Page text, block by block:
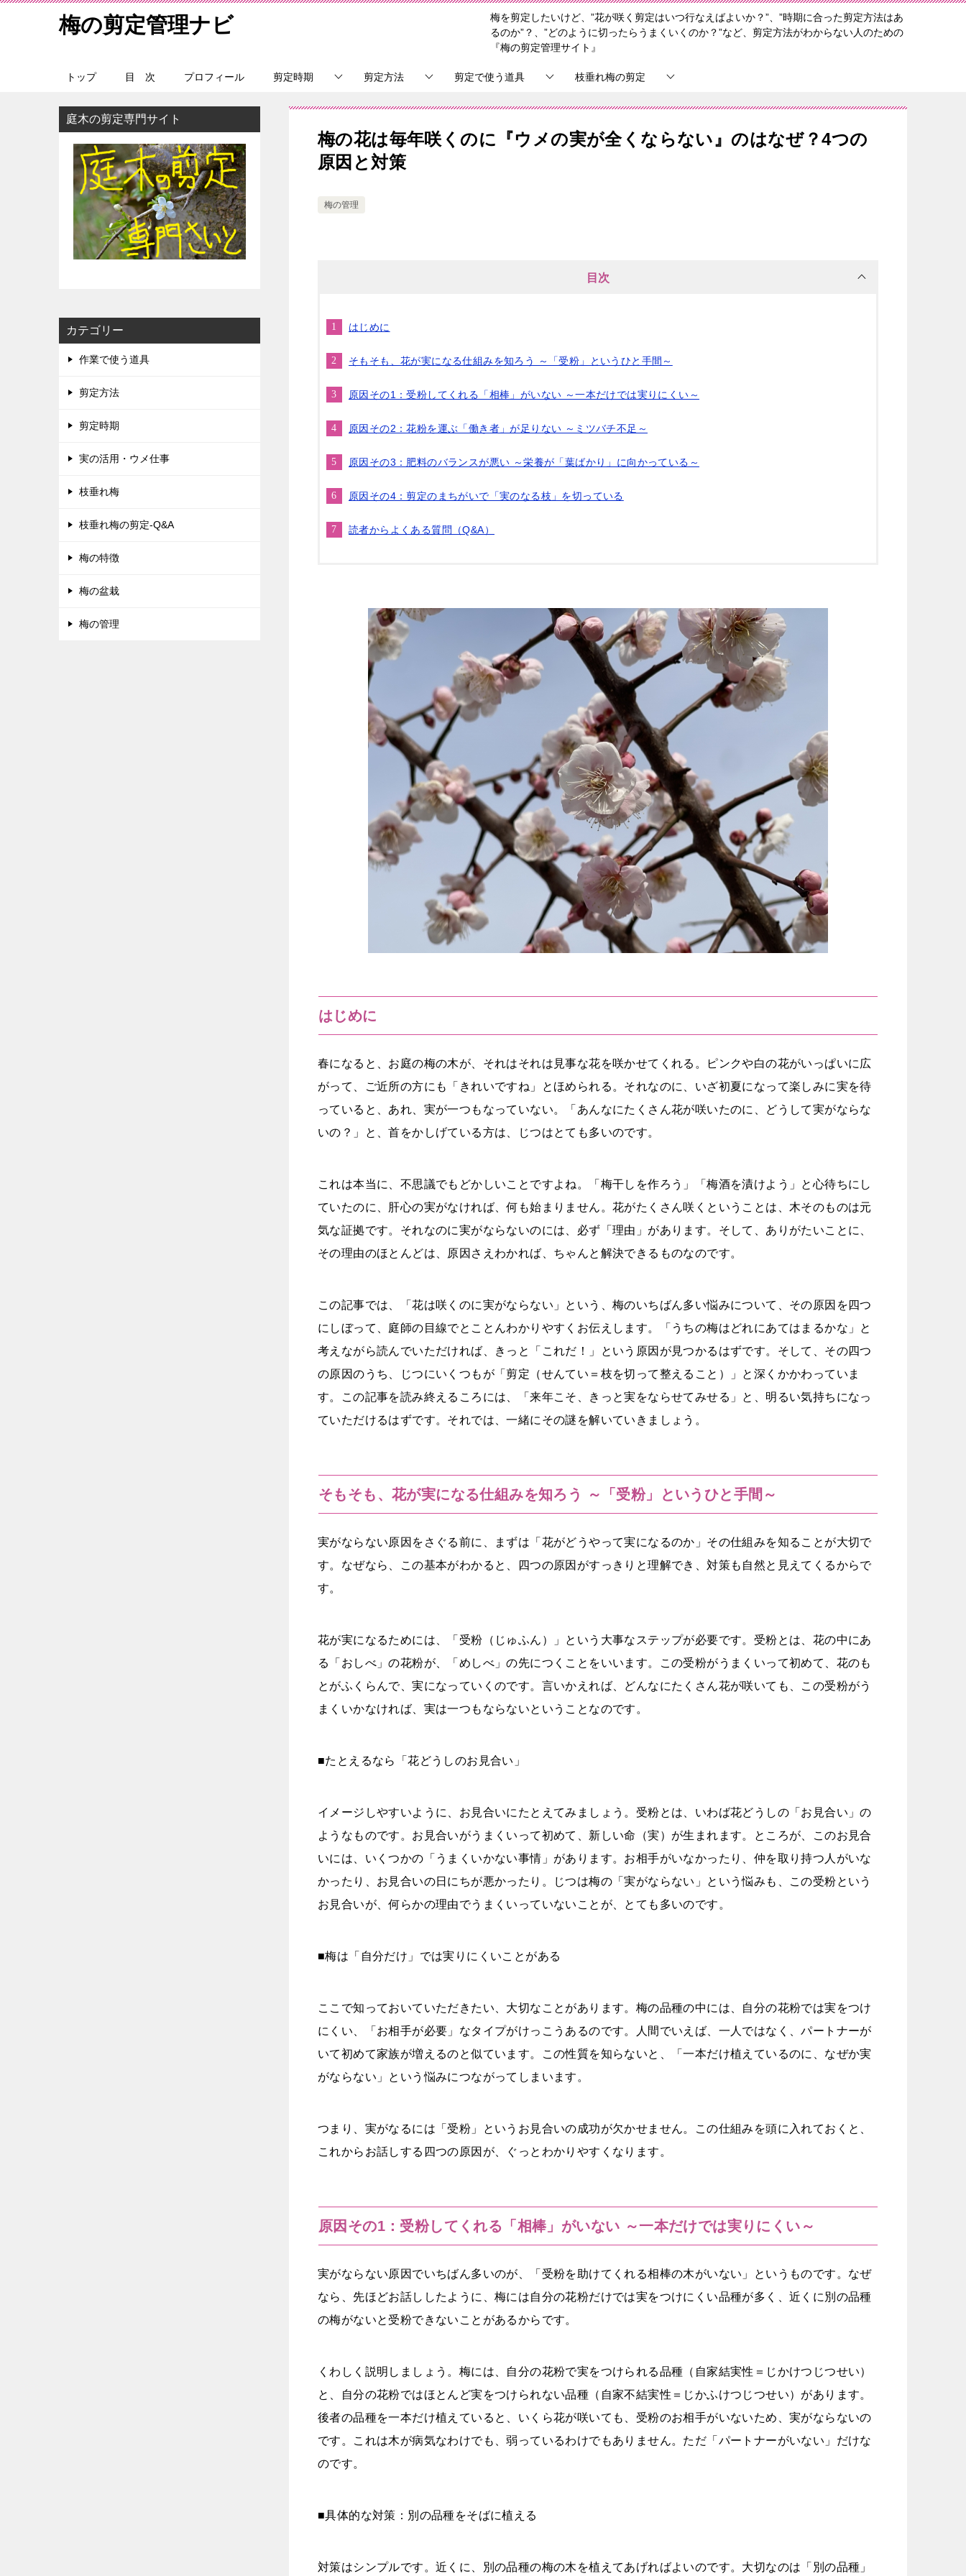
梅の剪定管理ナビ
梅を剪定したいけど、”花が咲く剪定はいつ行なえばよいか？”、”時期に合った剪定方法はあ
るのか”？、”どのように切ったらうまくいくのか？”など、剪定方法がわからない人のための
『梅の剪定管理サイト』
トップ 目 次 プロフィール 剪定時期 剪定方法 剪定で使う道具 枝垂れ梅の剪定
梅の花は毎年咲くのに『ウメの実が全くならない』のはなぜ？4つの
原因と対策
梅の管理
目次
はじめに
そもそも、花が実になる仕組みを知ろう ～「受粉」というひと手間～
原因その1：受粉してくれる「相棒」がいない ～一本だけでは実りにくい～
原因その2：花粉を運ぶ「働き者」が足りない ～ミツバチ不足～
原因その3：肥料のバランスが悪い ～栄養が「葉ばかり」に向かっている～
原因その4：剪定のまちがいで「実のなる枝」を切っている
読者からよくある質問（Q&A）
はじめに
春になると、お庭の梅の木が、それはそれは見事な花を咲かせてくれる。ピンクや白の花がいっぱいに広
がって、ご近所の方にも「きれいですね」とほめられる。それなのに、いざ初夏になって楽しみに実を待
っていると、あれ、実が一つもなっていない。「あんなにたくさん花が咲いたのに、どうして実がならな
いの？」と、首をかしげている方は、じつはとても多いのです。
これは本当に、不思議でもどかしいことですよね。「梅干しを作ろう」「梅酒を漬けよう」と心待ちにし
ていたのに、肝心の実がなければ、何も始まりません。花がたくさん咲くということは、木そのものは元
気な証拠です。それなのに実がならないのには、必ず「理由」があります。そして、ありがたいことに、
その理由のほとんどは、原因さえわかれば、ちゃんと解決できるものなのです。
この記事では、「花は咲くのに実がならない」という、梅のいちばん多い悩みについて、その原因を四つ
にしぼって、庭師の目線でとことんわかりやすくお伝えします。「うちの梅はどれにあてはまるかな」と
考えながら読んでいただければ、きっと「これだ！」という原因が見つかるはずです。そして、その四つ
の原因のうち、じつにいくつもが「剪定（せんてい＝枝を切って整えること）」と深くかかわっていま
す。この記事を読み終えるころには、「来年こそ、きっと実をならせてみせる」と、明るい気持ちになっ
ていただけるはずです。それでは、一緒にその謎を解いていきましょう。
そもそも、花が実になる仕組みを知ろう ～「受粉」というひと手間～
実がならない原因をさぐる前に、まずは「花がどうやって実になるのか」その仕組みを知ることが大切で
す。なぜなら、この基本がわかると、四つの原因がすっきりと理解でき、対策も自然と見えてくるからで
す。
花が実になるためには、「受粉（じゅふん）」という大事なステップが必要です。受粉とは、花の中にあ
る「おしべ」の花粉が、「めしべ」の先につくことをいいます。この受粉がうまくいって初めて、花のも
とがふくらんで、実になっていくのです。言いかえれば、どんなにたくさん花が咲いても、この受粉がう
まくいかなければ、実は一つもならないということなのです。
■たとえるなら「花どうしのお見合い」
イメージしやすいように、お見合いにたとえてみましょう。受粉とは、いわば花どうしの「お見合い」の
ようなものです。お見合いがうまくいって初めて、新しい命（実）が生まれます。ところが、このお見合
いには、いくつかの「うまくいかない事情」があります。お相手がいなかったり、仲を取り持つ人がいな
かったり、お見合いの日にちが悪かったり。じつは梅の「実がならない」という悩みも、この受粉という
お見合いが、何らかの理由でうまくいっていないことが、とても多いのです。
■梅は「自分だけ」では実りにくいことがある
ここで知っておいていただきたい、大切なことがあります。梅の品種の中には、自分の花粉では実をつけ
にくい、「お相手が必要」なタイプがけっこうあるのです。人間でいえば、一人ではなく、パートナーが
いて初めて家族が増えるのと似ています。この性質を知らないと、「一本だけ植えているのに、なぜか実
がならない」という悩みにつながってしまいます。
つまり、実がなるには「受粉」というお見合いの成功が欠かせません。この仕組みを頭に入れておくと、
これからお話しする四つの原因が、ぐっとわかりやすくなります。
原因その1：受粉してくれる「相棒」がいない ～一本だけでは実りにくい～
実がならない原因でいちばん多いのが、「受粉を助けてくれる相棒の木がいない」というものです。なぜ
なら、先ほどお話ししたように、梅には自分の花粉だけでは実をつけにくい品種が多く、近くに別の品種
の梅がないと受粉できないことがあるからです。
くわしく説明しましょう。梅には、自分の花粉で実をつけられる品種（自家結実性＝じかけつじつせい）
と、自分の花粉ではほとんど実をつけられない品種（自家不結実性＝じかふけつじつせい）があります。
後者の品種を一本だけ植えていると、いくら花が咲いても、受粉のお相手がいないため、実がならないの
です。これは木が病気なわけでも、弱っているわけでもありません。ただ「パートナーがいない」だけな
のです。
■具体的な対策：別の品種をそばに植える
対策はシンプルです。近くに、別の品種の梅の木を植えてあげればよいのです。大切なのは「別の品種」
庭木の剪定専門サイト
カテゴリー
作業で使う道具
剪定方法
剪定時期
実の活用・ウメ仕事
枝垂れ梅
枝垂れ梅の剪定-Q&A
梅の特徴
梅の盆栽
梅の管理